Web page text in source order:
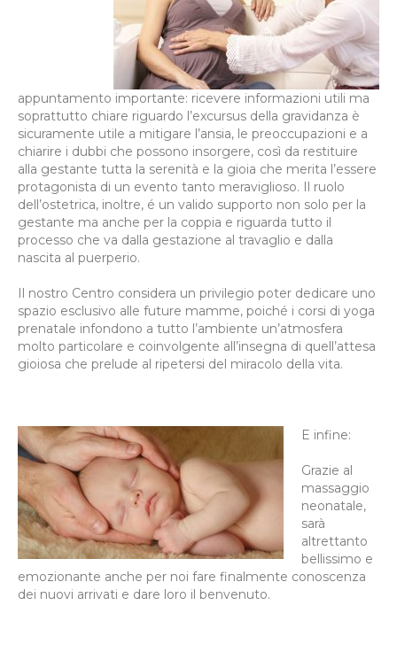
appuntamento importante: ricevere informazioni utili ma
soprattutto chiare riguardo l’excursus della gravidanza è
sicuramente utile a mitigare l’ansia, le preoccupazioni e a
chiarire i dubbi che possono insorgere, così da restituire
alla gestante tutta la serenità e la gioia che merita l’essere
protagonista di un evento tanto meraviglioso. Il ruolo
dell’ostetrica, inoltre, é un valido supporto non solo per la
gestante ma anche per la coppia e riguarda tutto il
processo che va dalla gestazione al travaglio e dalla
nascita al puerperio.
Il nostro Centro considera un privilegio poter dedicare uno
spazio esclusivo alle future mamme, poiché i corsi di yoga
prenatale infondono a tutto l’ambiente un’atmosfera
molto particolare e coinvolgente all’insegna di quell’attesa
gioiosa che prelude al ripetersi del miracolo della vita.
E infine:
Grazie al
massaggio
neonatale,
sarà
altrettanto
bellissimo e
emozionante anche per noi fare finalmente conoscenza
dei nuovi arrivati e dare loro il benvenuto.